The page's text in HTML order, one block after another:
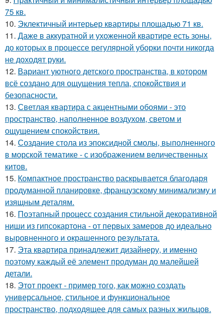
75 кв.
10. Эклектичный интерьер квартиры площадью 71 кв.
11. Даже в аккуратной и ухоженной квартире есть зоны,
до которых в процессе регулярной уборки почти никогда
не доходят руки.
12. Вариант уютного детского пространства, в котором
всё создано для ощущения тепла, спокойствия и
безопасности.
13. Светлая квартира с акцентными обоями - это
пространство, наполненное воздухом, светом и
ощущением спокойствия.
14. Создание стола из эпоксидной смолы, выполненного
в морской тематике - с изображением величественных
китов.
15. Компактное пространство раскрывается благодаря
продуманной планировке, французскому минимализму и
изящным деталям.
16. Поэтапный процесс создания стильной декоративной
ниши из гипсокартона - от первых замеров до идеально
выровненного и окрашенного результата.
17. Эта квартира принадлежит дизайнеру, и именно
поэтому каждый её элемент продуман до малейшей
детали.
18. Этот проект - пример того, как можно создать
универсальное, стильное и функциональное
пространство, подходящее для самых разных жильцов.